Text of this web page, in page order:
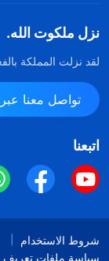
نزل ملكوت الله.
لقد نزلت المملكة
تواصل معنا عبر Messenger
اتبعنا
شروط الاستخدام
سياسة ملفات تعريف